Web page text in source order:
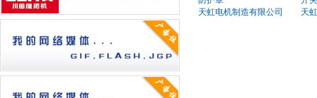
天虹电机制造有限公司
天